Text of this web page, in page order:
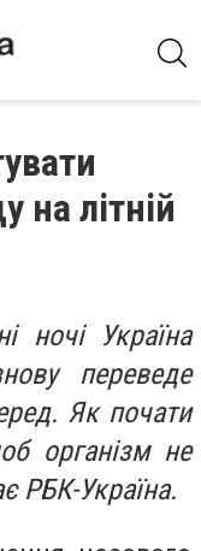
на літній
ночі Україна
переведе
Як почати
організм не
РБК-Україна.